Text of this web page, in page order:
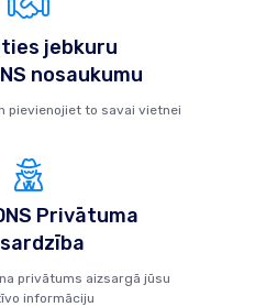
jebkuru
nosaukumu
pievienojiet to savai vietnei
Privātuma
privātums aizsargā jūsu
informāciju